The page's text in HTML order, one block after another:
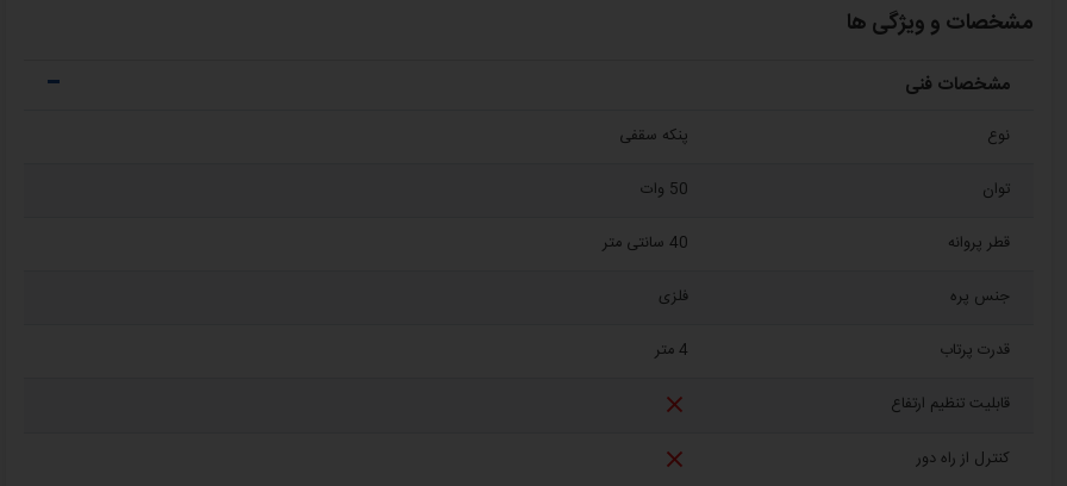
مشخصات و ویژگی ها
مشخصات فنی
نوع پنکه سقفی
توان 50 وات
قطر پروانه 40 سانتی متر
جنس پره فلزی
قدرت پرتاب 4 متر
قابلیت تنظیم ارتفاع 
کنترل از راه دور 